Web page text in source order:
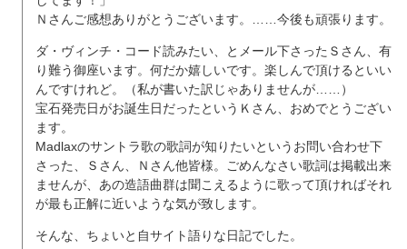
Ｎさんご感想ありがとうございます。……今後も頑張ります。
ダ・ヴィンチ・コード読みたい、とメール下さったＳさん、有
り難う御座います。何だか嬉しいです。楽しんで頂けるといい
んですけれど。（私が書いた訳じゃありませんが……）
宝石発売日がお誕生日だったというＫさん、おめでとうござい
ます。
Madlaxのサントラ歌の歌詞が知りたいというお問い合わせ下
さった、Ｓさん、Ｎさん他皆様。ごめんなさい歌詞は掲載出来
ませんが、あの造語曲群は聞こえるように歌って頂ければそれ
が最も正解に近いような気が致します。
そんな、ちょいと自サイト語りな日記でした。